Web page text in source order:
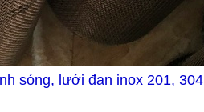
sóng, lưới đan inox 201, 304